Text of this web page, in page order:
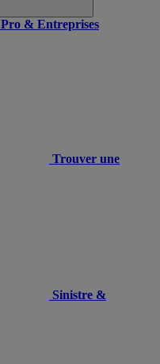
Pro & Entreprises
Trouver une
Sinistre &